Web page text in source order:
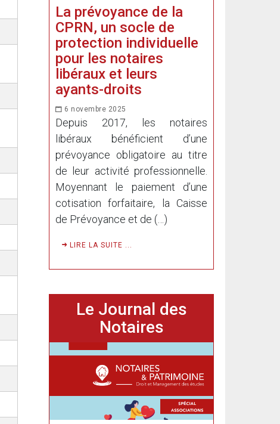
La prévoyance de la
CPRN, un socle de
protection individuelle
pour les notaires
libéraux et leurs
ayants-droits
6 novembre 2025
Depuis 2017, les notaires
libéraux bénéficient d’une
prévoyance obligatoire au titre
de leur activité professionnelle.
Moyennant le paiement d’une
cotisation forfaitaire, la Caisse
de Prévoyance et de (…)
LIRE LA SUITE ...
Le Journal des
Notaires